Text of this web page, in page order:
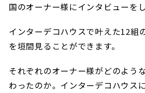
国のオーナー様にインタビューを
インターデコハウスで叶えた12組
を垣間見ることができます。
それぞれのオーナー様がどのよう
わったのか。インターデコハウス